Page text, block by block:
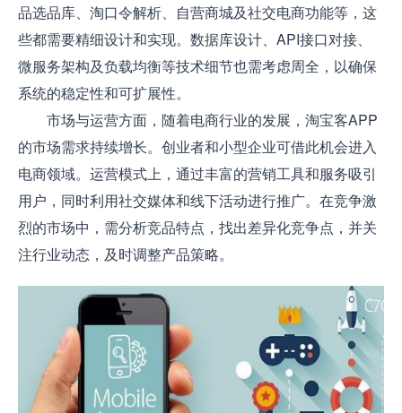
品选品库、淘口令解析、自营商城及社交电商功能等，这
些都需要精细设计和实现。数据库设计、API接口对接、
微服务架构及负载均衡等技术细节也需考虑周全，以确保
系统的稳定性和可扩展性。
市场与运营方面，随着电商行业的发展，淘宝客APP
的市场需求持续增长。创业者和小型企业可借此机会进入
电商领域。运营模式上，通过丰富的营销工具和服务吸引
用户，同时利用社交媒体和线下活动进行推广。在竞争激
烈的市场中，需分析竞品特点，找出差异化竞争点，并关
注行业动态，及时调整产品策略。